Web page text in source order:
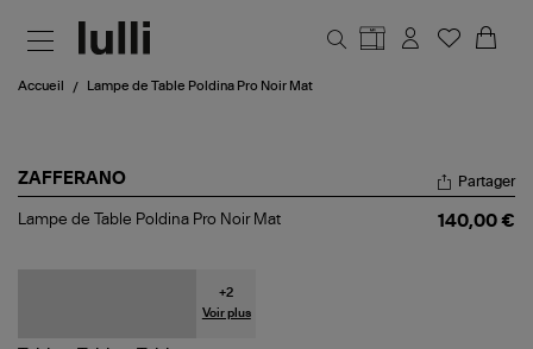
Accueil Lampe de Table Poldina Pro Noir Mat
ZAFFERANO
Lampe
Partager
Lampe de Table Poldina Pro Noir Mat 140,00 €
+2
Voir plus